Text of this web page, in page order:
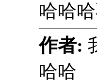
哈哈
作者:
哈哈